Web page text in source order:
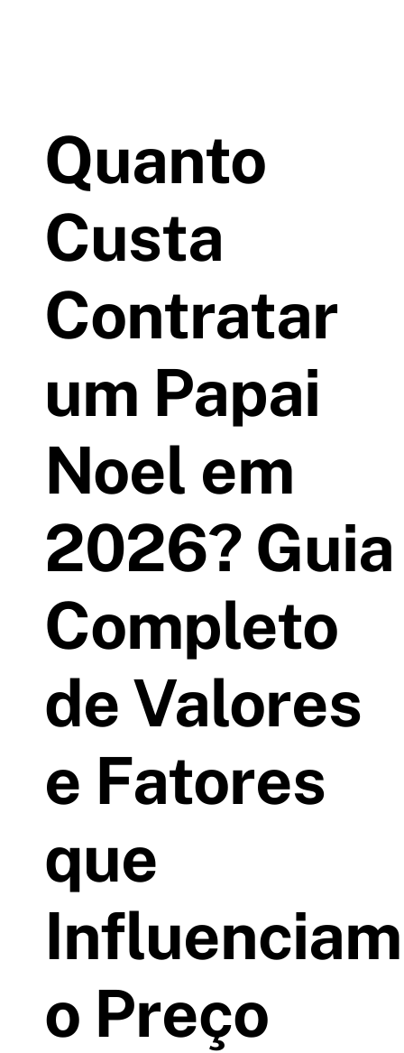
Quanto
Custa
Contratar
um Papai
Noel em
2026? Guia
Completo
de Valores
e Fatores
que
Influenciam
o Preço